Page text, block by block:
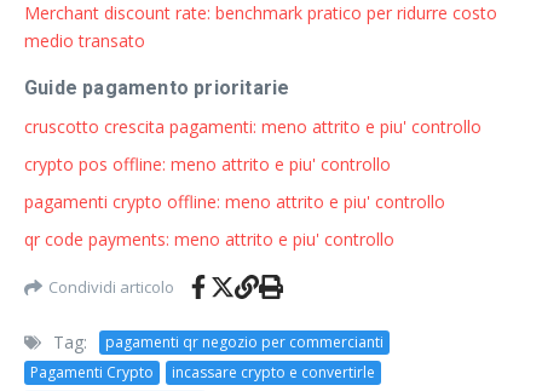
Merchant discount rate: benchmark pratico per ridurre costo
medio transato
Guide pagamento prioritarie
cruscotto crescita pagamenti: meno attrito e piu' controllo
crypto pos offline: meno attrito e piu' controllo
pagamenti crypto offline: meno attrito e piu' controllo
qr code payments: meno attrito e piu' controllo
Condividi articolo
Tag:
pagamenti qr negozio per commercianti
Pagamenti Crypto
incassare crypto e convertirle